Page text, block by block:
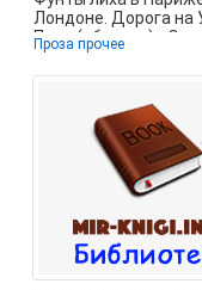
Лондоне. Дорога на
Пирс (сборник) -
Джордж
Проза прочее